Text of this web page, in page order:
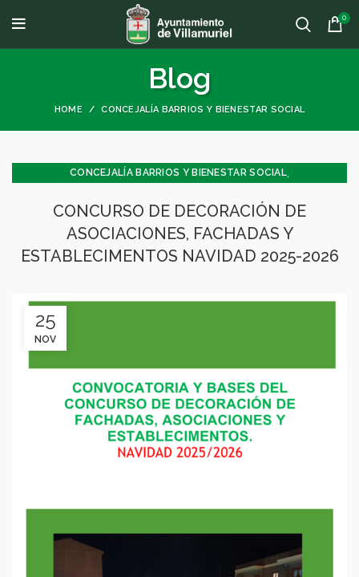
0
Blog
HOME CONCEJALÍA BARRIOS Y BIENESTAR SOCIAL
CONCEJALÍA BARRIOS Y BIENESTAR SOCIAL
CONCEJALÍA JUVENTUD INFANCIA Y PARTICIPACIÓN FESTEJOS
GENERAL
CONCURSO DE DECORACIÓN DE
ASOCIACIONES, FACHADAS Y
ESTABLECIMENTOS NAVIDAD 2025-2026
25
NOV